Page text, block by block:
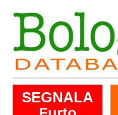
SEGNALA